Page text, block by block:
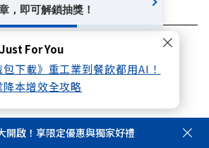
Just For You
包下載》重工業到餐飲都用AI！
降本增效全攻略
退休
開啟！享限定優惠與獨家好禮
，即可解鎖抽獎！